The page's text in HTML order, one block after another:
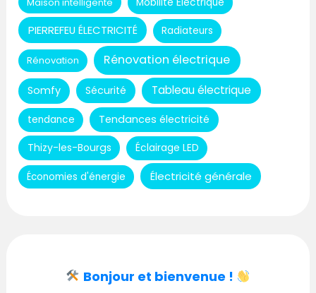
PIERREFEU ÉLECTRICITÉ Radiateurs
Rénovation Rénovation électrique
Somfy Sécurité Tableau électrique
tendance Tendances électricité
Thizy-les-Bourgs Éclairage LED
Économies d'énergie Électricité générale
Bonjour et bienvenue !